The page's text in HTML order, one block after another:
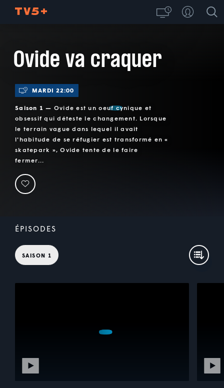
Ovide va craquer
MARDI 22:00
Saison 1 — Ovide est un oeuf cynique et
obsessif qui déteste le changement. Lorsque
le terrain vague dans lequel il avait
l'habitude de se réfugier est transformé en «
skatepark », Ovide tente de le faire
fermer...
ÉPISODES
SAISON 1